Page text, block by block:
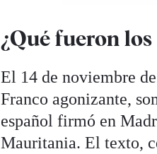
¿Qué fueron
El 14 de noviembre
Franco agonizante,
español firmó en
Mauritania. El texto,